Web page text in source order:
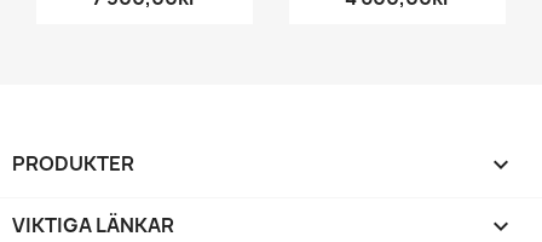
PRODUKTER 
VIKTIGA LÄNKAR 